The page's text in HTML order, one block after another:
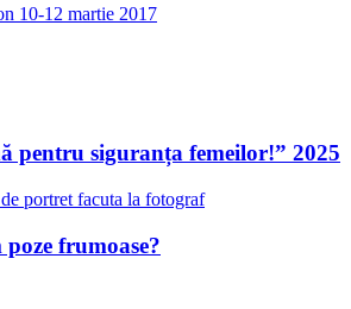
10-12 martie 2017
pentru siguranța femeilor!” 2025
poze frumoase?